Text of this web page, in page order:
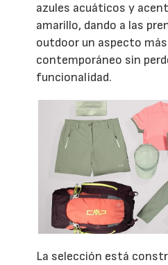
azules acuáticos y
amarillo, dando a las
outdoor un aspecto
contemporáneo sin
funcionalidad.
La selección está